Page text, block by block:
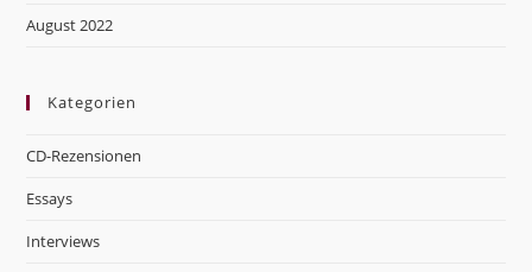
August 2022
Kategorien
CD-Rezensionen
Essays
Interviews